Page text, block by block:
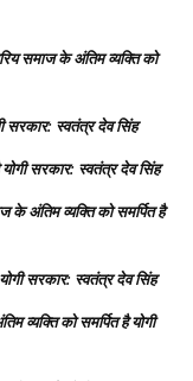
समाज के अंतिम व्यक्ति को
सरकार: स्वतंत्र देव सिंह
सरकार: स्वतंत्र देव सिंह
के अंतिम व्यक्ति को समर्पित है
सरकार: स्वतंत्र देव सिंह
व्यक्ति को समर्पित है योगी